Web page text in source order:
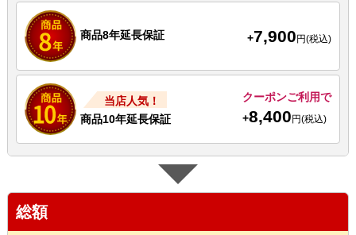
商品8年延長保証 +7,900円(税込)
当店人気！
商品10年延長保証
クーポンご利用で
+8,400 円(税込)
総額